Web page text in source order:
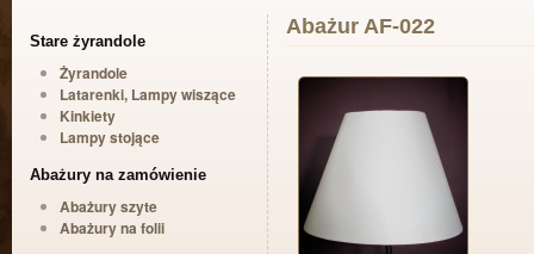
Stare żyrandole
Żyrandole
Latarenki, Lampy wiszące
Kinkiety
Lampy stojące
Abażury na zamówienie
Abażury szyte
Abażury na folii
Abażur AF-022